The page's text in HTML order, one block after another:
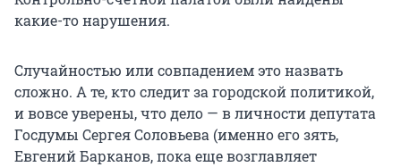
какие-то нарушения.
Случайностью или совпадением это назвать
сложно. А те, кто следит за городской политикой,
и вовсе уверены, что дело — в личности депутата
Госдумы Сергея Соловьева (именно его зять,
Евгений Барканов, пока еще возглавляет